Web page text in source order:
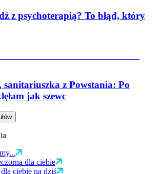
z psychoterapią? To błąd, który
sanitariuszka z Powstania: Po
jak szewc
dla ciebie
ciebie na dziś